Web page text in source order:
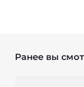
Ранее вы